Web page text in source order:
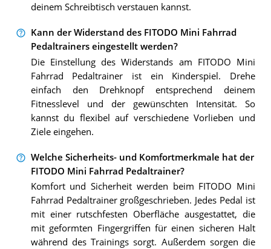
deinem Schreibtisch verstauen kannst.
Kann der Widerstand des FITODO Mini Fahrrad
Pedaltrainers eingestellt werden?
Die Einstellung des Widerstands am FITODO Mini
Fahrrad Pedaltrainer ist ein Kinderspiel. Drehe
einfach den Drehknopf entsprechend deinem
Fitnesslevel und der gewünschten Intensität. So
kannst du flexibel auf verschiedene Vorlieben und
Ziele eingehen.
Welche Sicherheits- und Komfortmerkmale hat der
FITODO Mini Fahrrad Pedaltrainer?
Komfort und Sicherheit werden beim FITODO Mini
Fahrrad Pedaltrainer großgeschrieben. Jedes Pedal ist
mit einer rutschfesten Oberfläche ausgestattet, die
mit geformten Fingergriffen für einen sicheren Halt
während des Trainings sorgt. Außerdem sorgen die